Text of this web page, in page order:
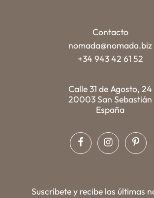
Contacto
nomada@nomada.biz
+34 943 42 61 52
Calle 31 de Agosto, 24
20003 San Sebastián
España
Suscríbete y recibe las últimas